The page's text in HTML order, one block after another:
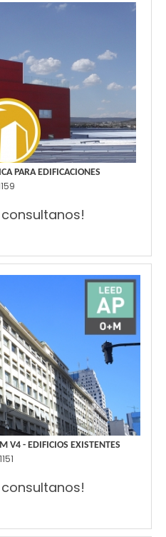
PARA EDIFICACIONES
V4 - EDIFICIOS EXISTENTES
1151